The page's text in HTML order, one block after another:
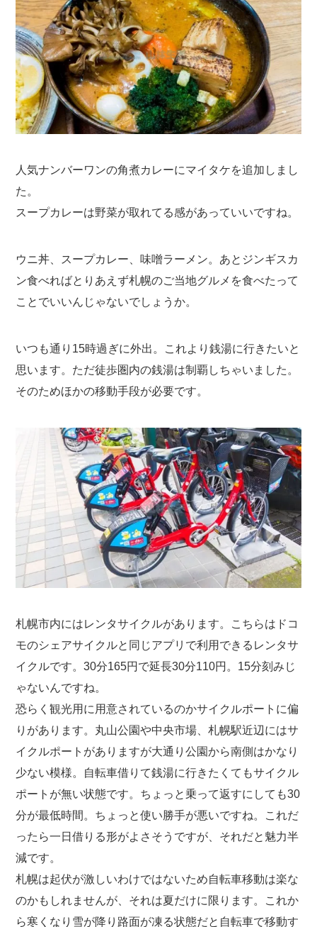
人気ナンバーワンの角煮カレーにマイタケを追加しまし
た。
スープカレーは野菜が取れてる感があっていいですね。
ウニ丼、スープカレー、味噌ラーメン。あとジンギスカ
ン食べればとりあえず札幌のご当地グルメを食べたって
ことでいいんじゃないでしょうか。
いつも通り15時過ぎに外出。これより銭湯に行きたいと
思います。ただ徒歩圏内の銭湯は制覇しちゃいました。
そのためほかの移動手段が必要です。
札幌市内にはレンタサイクルがあります。こちらはドコ
モのシェアサイクルと同じアプリで利用できるレンタサ
イクルです。30分165円で延長30分110円。15分刻みじ
ゃないんですね。
恐らく観光用に用意されているのかサイクルポートに偏
りがあります。丸山公園や中央市場、札幌駅近辺にはサ
イクルポートがありますが大通り公園から南側はかなり
少ない模様。自転車借りて銭湯に行きたくてもサイクル
ポートが無い状態です。ちょっと乗って返すにしても30
分が最低時間。ちょっと使い勝手が悪いですね。これだ
ったら一日借りる形がよさそうですが、それだと魅力半
減です。
札幌は起伏が激しいわけではないため自転車移動は楽な
のかもしれませんが、それは夏だけに限ります。これか
ら寒くなり雪が降り路面が凍る状態だと自転車で移動す